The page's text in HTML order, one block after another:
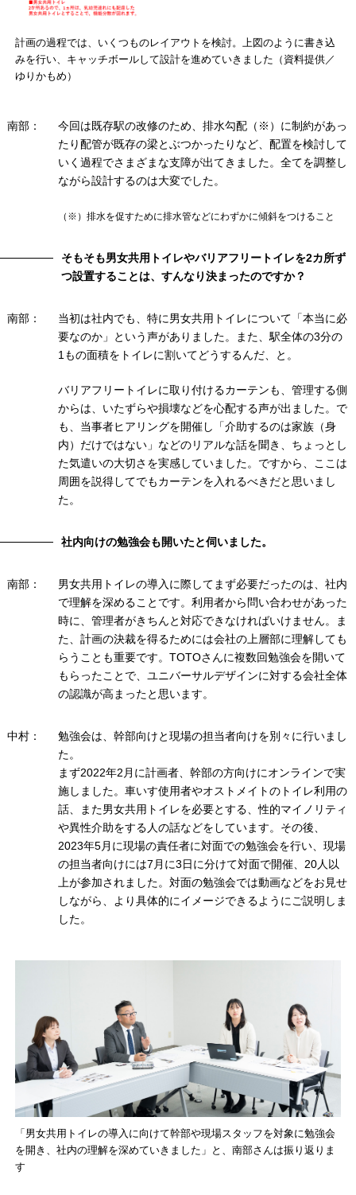
計画の過程では、いくつものレイアウトを検討。上図のように書き込
みを行い、キャッチボールして設計を進めていきました（資料提供／
ゆりかもめ）
南部：
今回は既存駅の改修のため、排水勾配（※）に制約があっ
たり配管が既存の梁とぶつかったりなど、配置を検討して
いく過程でさまざまな支障が出てきました。全てを調整し
ながら設計するのは大変でした。
（※）排水を促すために排水管などにわずかに傾斜をつけること
そもそも男女共用トイレやバリアフリートイレを2カ所ず
つ設置することは、すんなり決まったのですか？
南部：
当初は社内でも、特に男女共用トイレについて「本当に必
要なのか」という声がありました。また、駅全体の3分の
1もの面積をトイレに割いてどうするんだ、と。
バリアフリートイレに取り付けるカーテンも、管理する側
からは、いたずらや損壊などを心配する声が出ました。で
も、当事者ヒアリングを開催し「介助するのは家族（身
内）だけではない」などのリアルな話を聞き、ちょっとし
た気遣いの大切さを実感していました。ですから、ここは
周囲を説得してでもカーテンを入れるべきだと思いまし
た。
社内向けの勉強会も開いたと伺いました。
南部：
男女共用トイレの導入に際してまず必要だったのは、社内
で理解を深めることです。利用者から問い合わせがあった
時に、管理者がきちんと対応できなければいけません。ま
た、計画の決裁を得るためには会社の上層部に理解しても
らうことも重要です。TOTOさんに複数回勉強会を開いて
もらったことで、ユニバーサルデザインに対する会社全体
の認識が高まったと思います。
中村：
勉強会は、幹部向けと現場の担当者向けを別々に行いまし
た。
まず2022年2月に計画者、幹部の方向けにオンラインで実
施しました。車いす使用者やオストメイトのトイレ利用の
話、また男女共用トイレを必要とする、性的マイノリティ
や異性介助をする人の話などをしています。その後、
2023年5月に現場の責任者に対面での勉強会を行い、現場
の担当者向けには7月に3日に分けて対面で開催、20人以
上が参加されました。対面の勉強会では動画などをお見せ
しながら、より具体的にイメージできるようにご説明しま
した。
「男女共用トイレの導入に向けて幹部や現場スタッフを対象に勉強会
を開き、社内の理解を深めていきました」と、南部さんは振り返りま
す